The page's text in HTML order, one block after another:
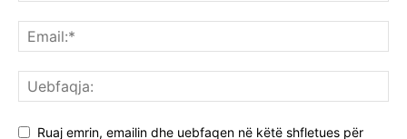
Ruaj emrin, emailin dhe uebfaqen në këtë shfletues për